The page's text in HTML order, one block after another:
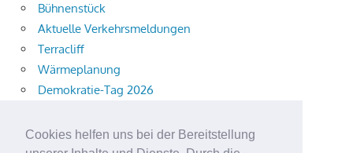
Cookies helfen uns bei der Bereitstellung
Bühnenstück
Aktuelle Verkehrsmeldungen
Terracliff
Wärmeplanung
Demokratie-Tag 2026
Ingewahrsamnahme